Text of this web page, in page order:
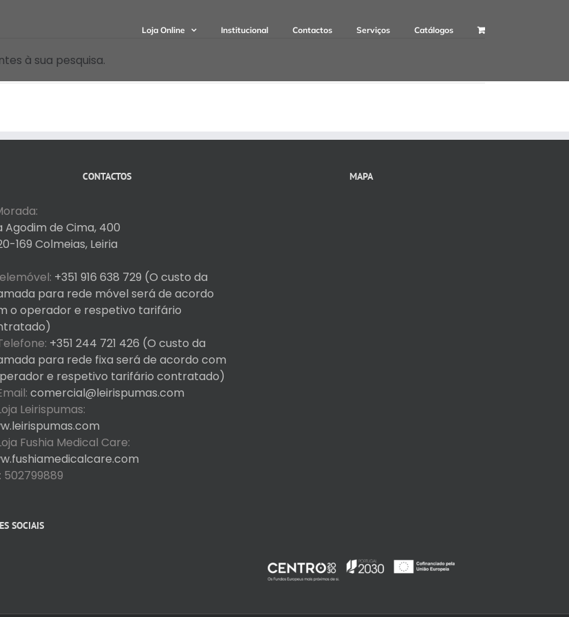
Loja Online Institucional Contactos Serviços Catálogos
à sua pesquisa.
CONTACTOS
Agodim de Cima, 400
169 Colmeias, Leiria
+351 916 638 729 (O custo da
para rede móvel será de acordo
o operador e respetivo tarifário
+351 244 721 426 (O custo da
para rede fixa será de acordo com
e respetivo tarifário contratado)
comercial@leirispumas.com
Leirispumas:
Fushia Medical Care:
502799889
SOCIAIS
MAPA